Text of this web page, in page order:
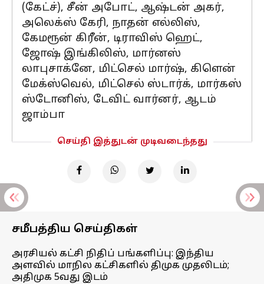
(கேட்ச்), சீன் அபோட், ஆஷ்டன் அகர்,
அலெக்ஸ் கேரி, நாதன் எல்லிஸ்,
கேமரூன் கிரீன், டிராவிஸ் ஹெட்,
ஜோஷ் இங்கிலிஸ், மார்னஸ்
லாபுசாக்னே, மிட்செல் மார்ஷ், கிளென்
மேக்ஸ்வெல், மிட்செல் ஸ்டார்க், மார்கஸ்
ஸ்டோனிஸ், டேவிட் வார்னர், ஆடம்
ஜாம்பா
செய்தி இத்துடன் முடிவடைந்தது
சமீபத்திய செய்திகள்
அரசியல் கட்சி நிதிப் பங்களிப்பு: இந்திய
அளவில் மாநில கட்சிகளில் திமுக முதலிடம்;
அதிமுக 5வது இடம்